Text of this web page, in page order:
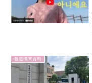
-報道機関資料-